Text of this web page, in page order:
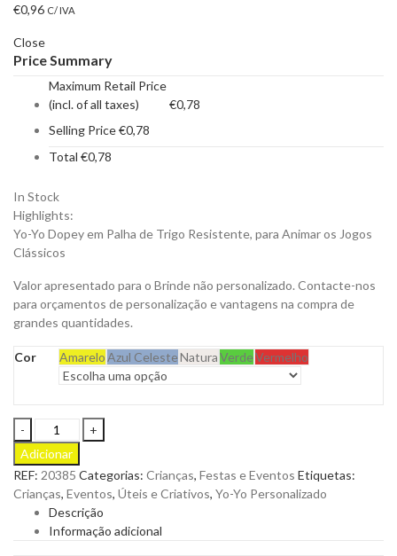
€0,96 C/ IVA
Close
Price Summary
Maximum Retail Price
(incl. of all taxes)
€0,78
Selling Price€0,78
Total €0,78
In Stock
Highlights:
Yo-Yo Dopey em Palha de Trigo Resistente, para Animar os Jogos
Clássicos
Valor apresentado para o Brinde não personalizado. Contacte-nos
para orçamentos de personalização e vantagens na compra de
grandes quantidades.
Cor AmareloAzul CelesteNaturaVerdeVermelho
Yo
Dopey
em
Palha
de
Trigo
Adicionar
REF: 20385 Categorias: Crianças, Festas e Eventos Etiquetas:
Crianças, Eventos, Úteis e Criativos, Yo-Yo Personalizado
Descrição
Informação adicional